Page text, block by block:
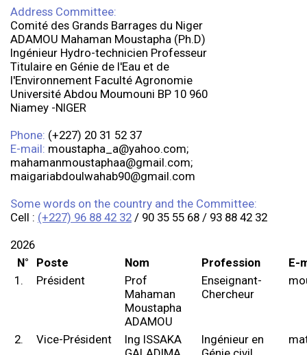
Address Committee:
Comité des Grands Barrages du Niger
ADAMOU Mahaman Moustapha (Ph.D)
Ingénieur Hydro-technicien Professeur
Titulaire en Génie de l'Eau et de
l'Environnement Faculté Agronomie
Université Abdou Moumouni BP 10 960
Niamey -NIGER
Phone: (+227) 20 31 52 37
E-mail: moustapha_a@yahoo.com;
mahamanmoustaphaa@gmail.com;
maigariabdoulwahab90@gmail.com
Some words on the country and the Committee:
Cell : (+227) 96 88 42 32/ 90 35 55 68 / 93 88 42 32
2026
N°
Poste Nom Profession
E-
1.
Président
Prof
Mahaman
Moustapha
ADAMOU
Enseignant-
Chercheur
2. Vice-Président
Ing ISSAKA
Ingénieur en